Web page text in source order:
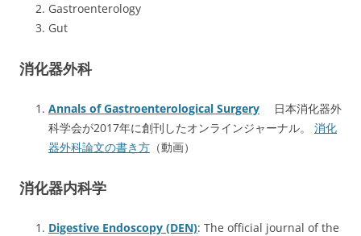
Gastroenterology
Gut
消化器外科
Annals of Gastroenterological Surgery 日本消化器外
科学会が2017年に創刊したオンラインジャーナル。 消化
器外科論文の書き方 （動画）
消化器内科学
Digestive Endoscopy (DEN): The official journal of the